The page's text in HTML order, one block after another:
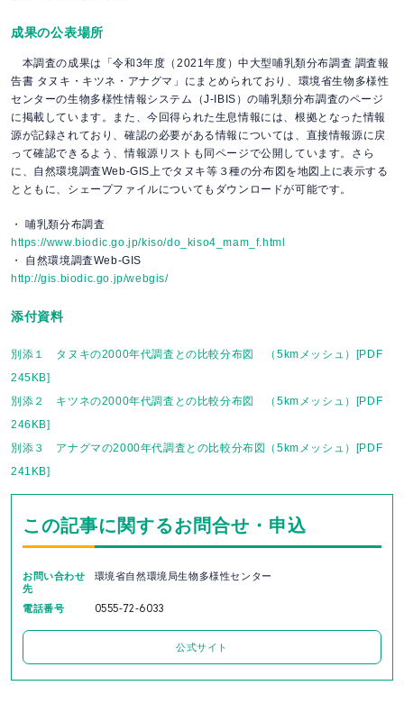
成果の公表場所
本調査の成果は「令和3年度（2021年度）中大型哺乳類分布調査 調査報
告書 タヌキ・キツネ・アナグマ」にまとめられており、環境省生物多様性
センターの生物多様性情報システム（J-IBIS）の哺乳類分布調査のページ
に掲載しています。また、今回得られた生息情報には、根拠となった情報
源が記録されており、確認の必要がある情報については、直接情報源に戻
って確認できるよう、情報源リストも同ページで公開しています。さら
に、自然環境調査Web-GIS上でタヌキ等３種の分布図を地図上に表示する
とともに、シェープファイルについてもダウンロードが可能です。
・ 哺乳類分布調査
https://www.biodic.go.jp/kiso/do_kiso4_mam_f.html
・ 自然環境調査Web-GIS
http://gis.biodic.go.jp/webgis/
添付資料
別添１ タヌキの2000年代調査との比較分布図 （5kmメッシュ）[PDF
245KB]
別添２ キツネの2000年代調査との比較分布図 （5kmメッシュ）[PDF
246KB]
別添３ アナグマの2000年代調査との比較分布図（5kmメッシュ）[PDF
241KB]
この記事に関するお問合せ・申込
お問い合わせ
先
環境省自然環境局生物多様性センター
電話番号 0555-72-6033
公式サイト